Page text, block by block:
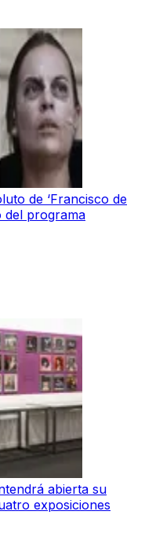
de ‘Francisco de
del programa
abierta su
exposiciones